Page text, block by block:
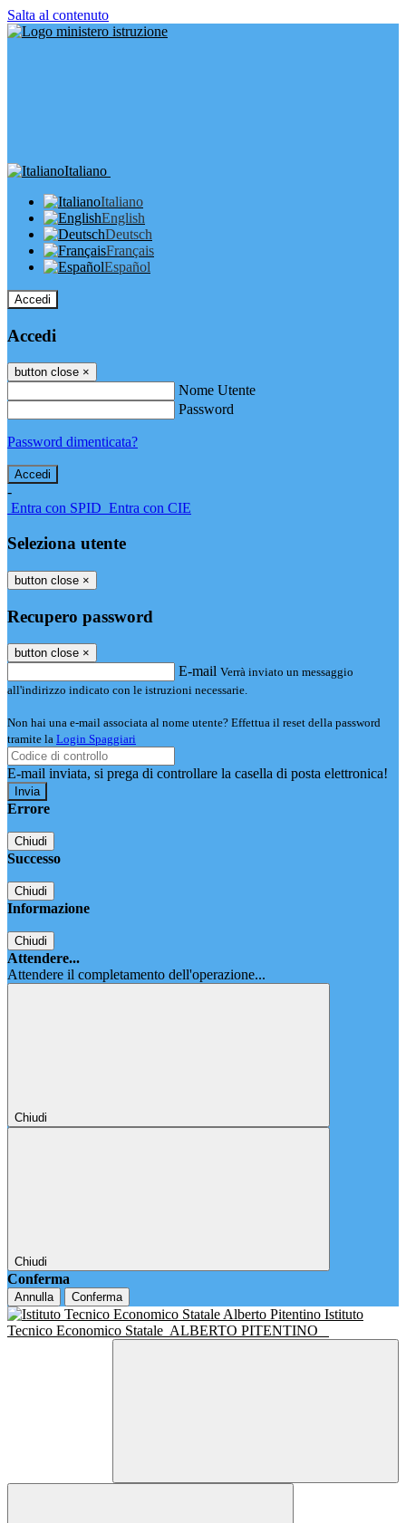
Salta al contenuto
Italiano
Italiano
English
Deutsch
Français
Español
Accedi
Accedi
button close ×
Nome Utente
Password
Password dimenticata?
-
Entra con SPID Entra con CIE
Seleziona utente
button close ×
Recupero password
button close ×
E-mail Verrà inviato un messaggio
all'indirizzo indicato con le istruzioni necessarie.
Non hai una e-mail associata al nome utente? Effettua il reset della password
tramite la Login Spaggiari
E-mail inviata, si prega di controllare la casella di posta elettronica!
Errore
Chiudi
Successo
Chiudi
Informazione
Chiudi
Attendere...
Attendere il completamento dell'operazione...
Chiudi
Chiudi
Conferma
Annulla Conferma
Istituto
Tecnico Economico Statale ALBERTO PITENTINO